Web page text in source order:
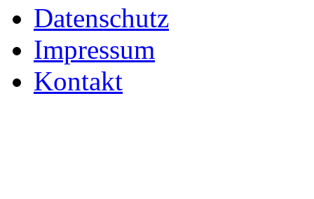
Datenschutz
Impressum
Kontakt